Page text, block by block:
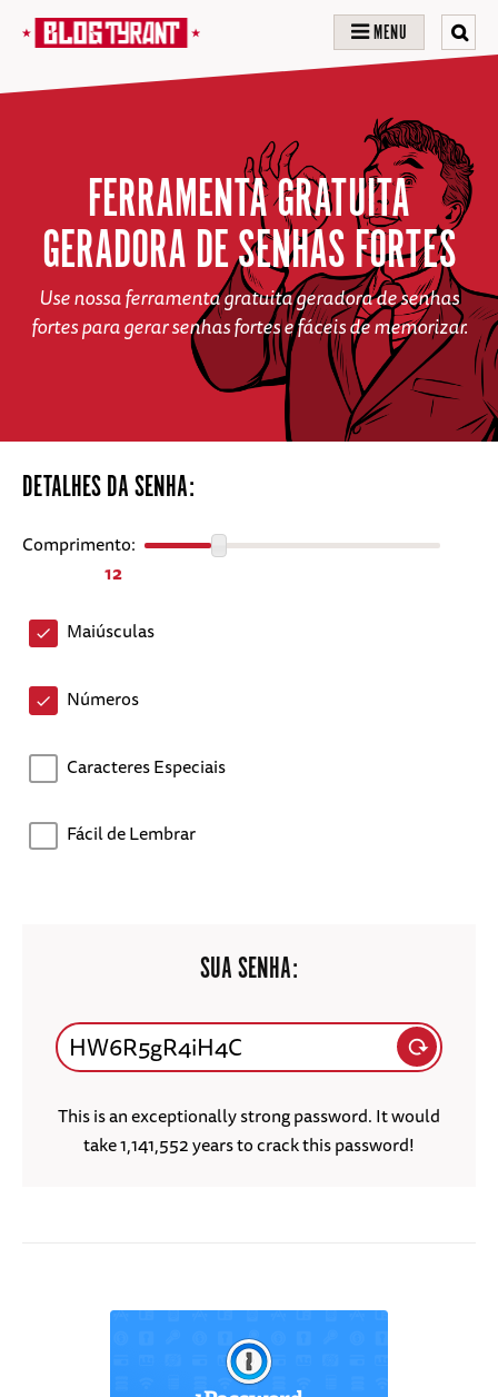
MENU
FERRAMENTA GRATUITA
GERADORA DE SENHAS FORTES
Use nossa ferramenta gratuita geradora de senhas
fortes para gerar senhas fortes e fáceis de memorizar.
DETALHES DA SENHA:
Comprimento:
12
Maiúsculas
Números
Caracteres Especiais
Fácil de Lembrar
SUA SENHA:
This is an exceptionally strong password. It would
take 1,141,552 years to crack this password!